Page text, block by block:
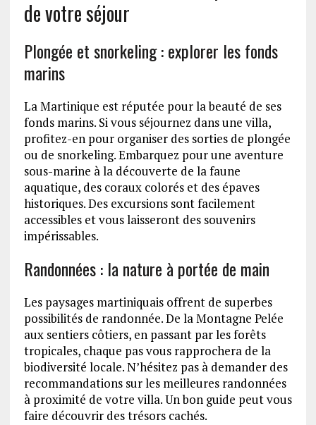
de votre séjour
Plongée et snorkeling : explorer les fonds
marins
La Martinique est réputée pour la beauté de ses
fonds marins. Si vous séjournez dans une villa,
profitez-en pour organiser des sorties de plongée
ou de snorkeling. Embarquez pour une aventure
sous-marine à la découverte de la faune
aquatique, des coraux colorés et des épaves
historiques. Des excursions sont facilement
accessibles et vous laisseront des souvenirs
impérissables.
Randonnées : la nature à portée de main
Les paysages martiniquais offrent de superbes
possibilités de randonnée. De la Montagne Pelée
aux sentiers côtiers, en passant par les forêts
tropicales, chaque pas vous rapprochera de la
biodiversité locale. N’hésitez pas à demander des
recommandations sur les meilleures randonnées
à proximité de votre villa. Un bon guide peut vous
faire découvrir des trésors cachés.